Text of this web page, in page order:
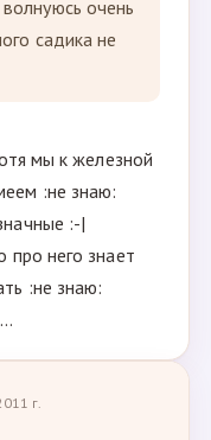
очень
садика не
мы к железной
:не знаю:
:-|
про него знает
:не знаю:
г.